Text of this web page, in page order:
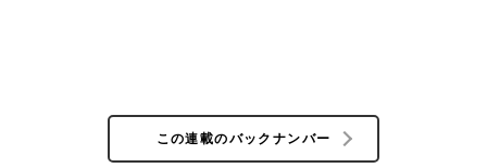
この連載のバックナンバー